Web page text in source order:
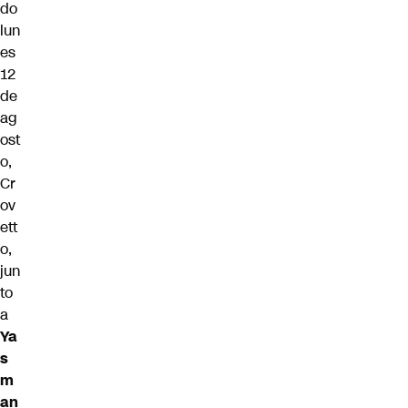
do
lun
es
12
de
ag
ost
o,
Cr
ov
ett
o,
jun
to
a
Ya
s
m
an